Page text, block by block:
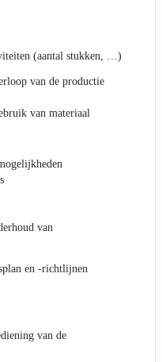
(aantal stukken, …)
van de productie
van materiaal
van
en -richtlijnen
van de